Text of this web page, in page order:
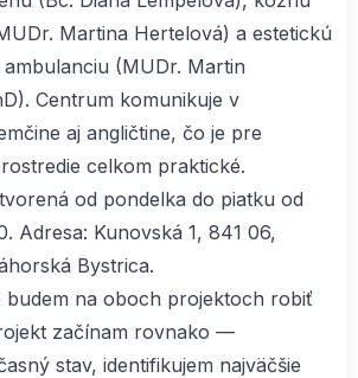
Martina Hertelová) a estetickú
(MUDr. Martin
Centrum komunikuje v
aj angličtine, čo je pre
celkom praktické.
od pondelka do piatku od
Adresa: Kunovská 1, 841 06,
Bystrica.
budem na oboch projektoch robiť
začínam rovnako —
stav, identifikujem najväčšie